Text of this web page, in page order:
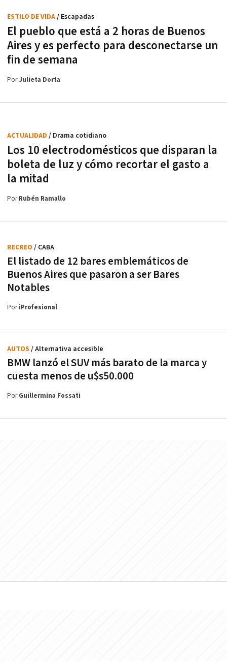
El pueblo que está a 2 horas de Buenos
Aires y es perfecto para desconectarse un
fin de semana
ESTILO DE VIDA/ Escapadas
PorJulieta Dorta
Los 10 electrodomésticos que disparan la
boleta de luz y cómo recortar el gasto a
la mitad
ACTUALIDAD / Drama cotidiano
PorRubén Ramallo
El listado de 12 bares emblemáticos de
Buenos Aires que pasaron a ser Bares
Notables
RECREO / CABA
PoriProfesional
BMW lanzó el SUV más barato de la marca y
cuesta menos de u$s50.000
AUTOS / Alternativa accesible
PorGuillermina Fossati